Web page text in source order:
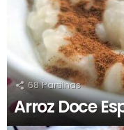
68 Partilhas
Arroz Doce